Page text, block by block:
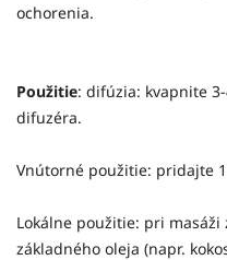
ochorenia.
Použitie: difúzia: kvapnite
difuzéra.
Vnútorné použitie: pridajte
Lokálne použitie: pri masáži
základného oleja (napr.